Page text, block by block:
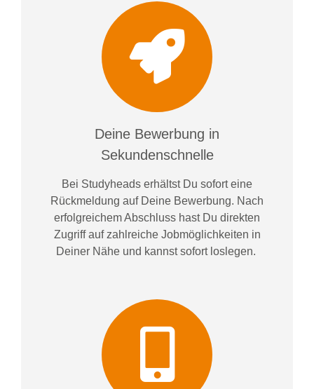
Deine Bewerbung in
Sekundenschnelle
Bei Studyheads erhältst Du sofort eine
Rückmeldung auf Deine Bewerbung. Nach
erfolgreichem Abschluss hast Du direkten
Zugriff auf zahlreiche Jobmöglichkeiten in
Deiner Nähe und kannst sofort loslegen.